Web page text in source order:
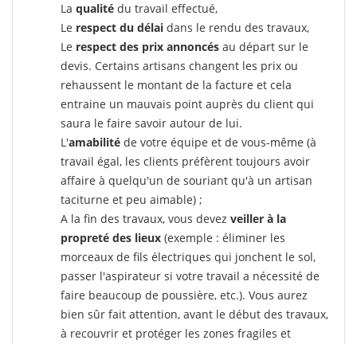
La qualité du travail effectué,
Le respect du délai dans le rendu des travaux,
Le respect des prix annoncés au départ sur le
devis. Certains artisans changent les prix ou
rehaussent le montant de la facture et cela
entraine un mauvais point auprès du client qui
saura le faire savoir autour de lui.
L'amabilité de votre équipe et de vous-même (à
travail égal, les clients préfèrent toujours avoir
affaire à quelqu'un de souriant qu'à un artisan
taciturne et peu aimable) ;
A la fin des travaux, vous devez veiller à la
propreté des lieux (exemple : éliminer les
morceaux de fils électriques qui jonchent le sol,
passer l'aspirateur si votre travail a nécessité de
faire beaucoup de poussière, etc.). Vous aurez
bien sûr fait attention, avant le début des travaux,
à recouvrir et protéger les zones fragiles et